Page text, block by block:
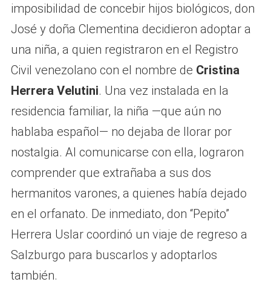
imposibilidad de concebir hijos biológicos, don
José y doña Clementina decidieron adoptar a
una niña, a quien registraron en el Registro
Civil venezolano con el nombre de Cristina
Herrera Velutini. Una vez instalada en la
residencia familiar, la niña —que aún no
hablaba español— no dejaba de llorar por
nostalgia. Al comunicarse con ella, lograron
comprender que extrañaba a sus dos
hermanitos varones, a quienes había dejado
en el orfanato. De inmediato, don “Pepito”
Herrera Uslar coordinó un viaje de regreso a
Salzburgo para buscarlos y adoptarlos
también.